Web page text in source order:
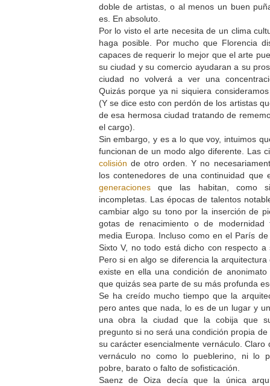
doble de artistas, o al menos un buen
es. En absoluto.
Por lo visto el arte necesita de un clima
haga posible. Por mucho que Florencia
capaces de requerir lo mejor que el arte
su ciudad y su comercio ayudaran a su
ciudad no volverá a ver una
Quizás porque ya ni siquiera
(Y se dice esto con perdón de los artistas
de esa hermosa ciudad tratando de
el cargo).
Sin embargo, y es a lo que voy, intuimos
funcionan de un modo algo diferente. Las
colisión de otro orden. Y no
los contenedores de una continuidad que
generacionesque las habitan, como si
incompletas. Las épocas de talentos
cambiar algo su tono por la inserción de
gotas de renacimiento o de modernidad
media Europa. Incluso como en el París
Sixto V, no todo está dicho con respecto a
Pero si en algo se diferencia la
existe en ella una condición de
que quizás sea parte de su más profunda
Se ha creído mucho tiempo que la
pero antes que nada, lo es de un lugar y
una obra la ciudad que la cobija que
pregunto si no será una condición propia
su carácter esencialmente vernáculo.
vernáculo no como lo pueblerino, ni lo
pobre, barato o falto de sofisticación.
Saenz de Oiza decía que la única